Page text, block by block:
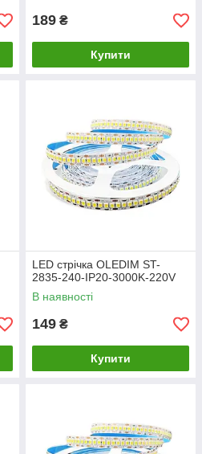
189 ₴
Купити
LED стрічка OLEDIM ST-
2835-240-IP20-3000K-220V
В наявності
149 ₴
Купити